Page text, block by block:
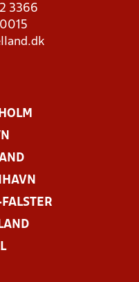
3366